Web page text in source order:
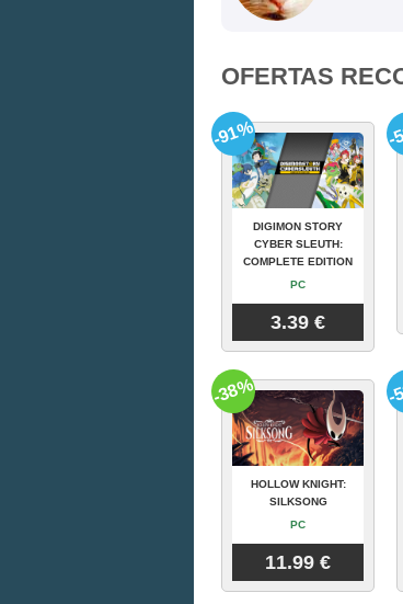
OFERTAS
DIGIMON STORY
CYBER SLEUTH:
COMPLETE EDITION
PC
3.39 €
-91% -
HOLLOW KNIGHT:
SILKSONG
PC
11.99 €
-38% -